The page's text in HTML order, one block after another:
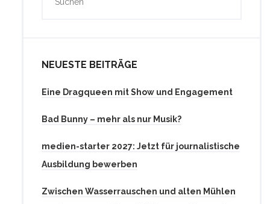
NEUESTE BEITRÄGE
Eine Dragqueen mit Show und Engagement
Bad Bunny – mehr als nur Musik?
medien-starter 2027: Jetzt für journalistische
Ausbildung bewerben
Zwischen Wasserrauschen und alten Mühlen